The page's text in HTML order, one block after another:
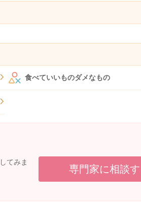
食べていいものダメなもの
てみま
専門家に相談